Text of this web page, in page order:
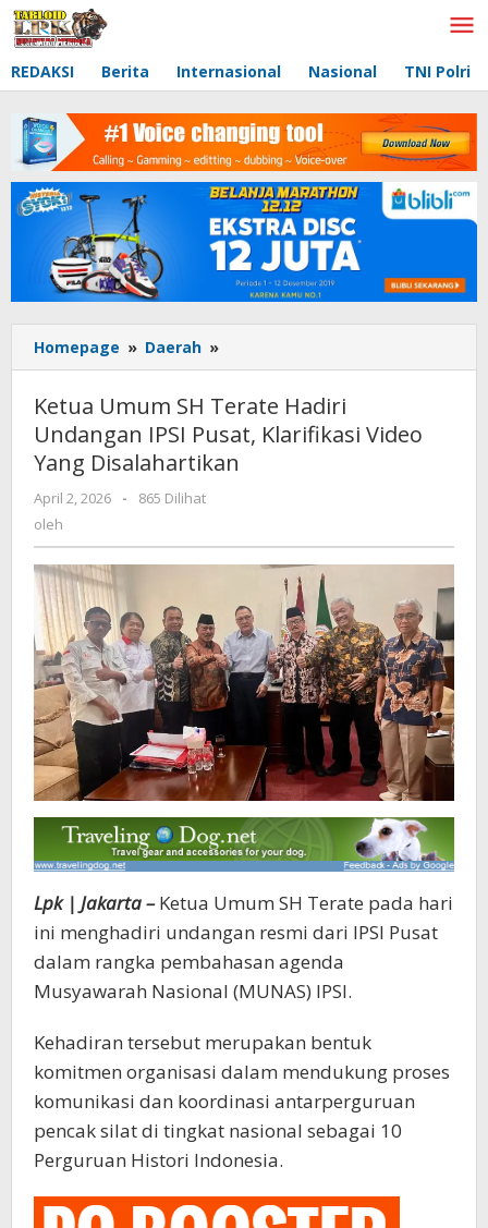
Lewati
ke
REDAKSI Berita Internasional Nasional TNI Polri
Homepage » Daerah »
Umum
Terate
Hadiri
Undangan
Video
Disalahartikan
Ketua Umum SH Terate Hadiri
Undangan IPSI Pusat, Klarifikasi Video
Yang Disalahartikan
April 2, 2026 oleh
-
865 Dilihat
oleh
Lpk | Jakarta – Ketua Umum SH Terate pada hari
ini menghadiri undangan resmi dari IPSI Pusat
dalam rangka pembahasan agenda
Musyawarah Nasional (MUNAS) IPSI.
Kehadiran tersebut merupakan bentuk
komitmen organisasi dalam mendukung proses
komunikasi dan koordinasi antarperguruan
pencak silat di tingkat nasional sebagai 10
Perguruan Histori Indonesia.